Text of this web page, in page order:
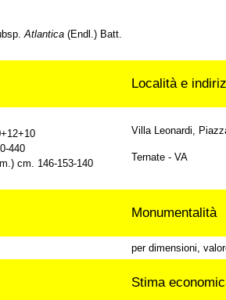
Atlantica(Endl.) Batt.
Località e
440
cm. 146-153-140
Villa Leonardi,
Ternate - VA
Monumentalità
per dimensioni,
Stima
Cedri deodara, Ternate (Va)